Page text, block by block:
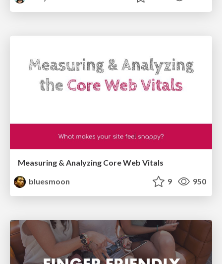
Measuring & Analyzing Core Web Vitals
bluesmoon
9 950